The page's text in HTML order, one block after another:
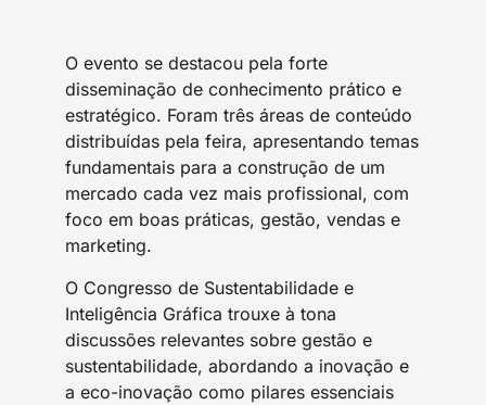
O evento se destacou pela forte
disseminação de conhecimento prático e
estratégico. Foram três áreas de conteúdo
distribuídas pela feira, apresentando temas
fundamentais para a construção de um
mercado cada vez mais profissional, com
foco em boas práticas, gestão, vendas e
marketing.
O Congresso de Sustentabilidade e
Inteligência Gráfica trouxe à tona
discussões relevantes sobre gestão e
sustentabilidade, abordando a inovação e
a eco-inovação como pilares essenciais